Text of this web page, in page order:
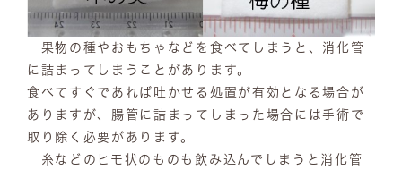
果物の種やおもちゃなどを食べてしまうと、消化管
に詰まってしまうことがあります。
食べてすぐであれば吐かせる処置が有効となる場合が
ありますが、腸管に詰まってしまった場合には手術で
取り除く必要があります。
糸などのヒモ状のものも飲み込んでしまうと消化管